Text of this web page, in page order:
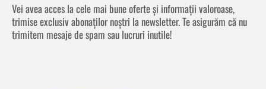
Vei avea acces la cele mai bune oferte și informații valoroase,
trimise exclusiv abonaților noștri la newsletter. Te asigurăm că nu
trimitem mesaje de spam sau lucruri inutile!